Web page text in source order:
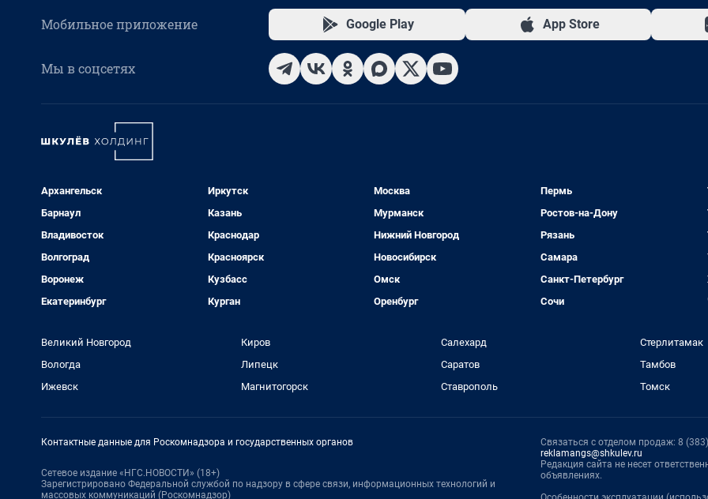
Мобильное приложение Google Play App Store
Мы в соцсетях
Архангельск
Барнаул
Владивосток
Волгоград
Воронеж
Екатеринбург
Иркутск
Казань
Краснодар
Красноярск
Кузбасс
Курган
Москва
Мурманск
Нижний Новгород
Новосибирск
Омск
Оренбург
Пермь
Ростов-на-Дону
Рязань
Самара
Санкт-Петербург
Сочи
Великий Новгород
Вологда
Ижевск
Киров
Липецк
Магнитогорск
Салехард
Саратов
Ставрополь
Стерлитамак
Тамбов
Томск
Контактные данные для Роскомнадзора и государственных органов
Сетевое издание «НГС.НОВОСТИ» (18+)
Зарегистрировано Федеральной службой по надзору в сфере связи, информационных технологий и
массовых коммуникаций (Роскомнадзор)
Связаться с отделом продаж: 8
reklamangs@shkulev.ru
Редакция сайта не несет
объявлениях.